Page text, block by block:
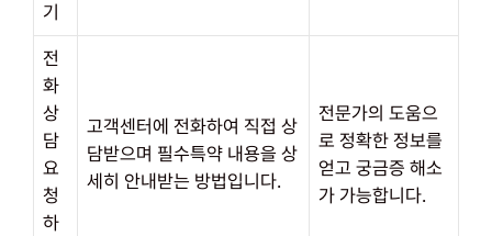
기
전
화
상
담
요
청
하
고객센터에 전화하여 직접 상
담받으며 필수특약 내용을 상
세히 안내받는 방법입니다.
전문가의 도움으
로 정확한 정보를
얻고 궁금증 해소
가 가능합니다.